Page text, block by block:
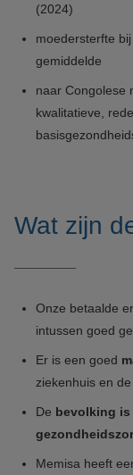
(2024)
moedersterfte
gemiddelde
naar Congolese
kwalitatieve,
Wat zijn
Onze betaalde
intussen goed
Er is een goed
ziekenhuis en de
De bevolking is
Memisa heeft